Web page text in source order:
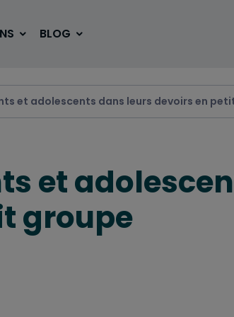
BLOG
et adolescents dans leurs devoirs en
et
groupe